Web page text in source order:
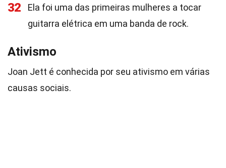
32
Ela foi uma das primeiras mulheres a tocar
guitarra elétrica em uma banda de rock.
Ativismo
Joan Jett é conhecida por seu ativismo em várias
causas sociais.